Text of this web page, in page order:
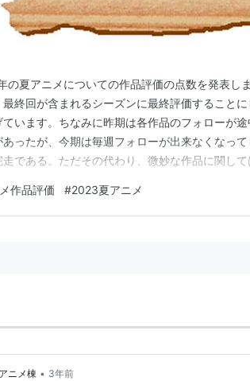
の夏アニメについての作品評価の点数を発表し
最終回が含まれるシーズンに最終評価すること
ています。ちなみに昨期は各作品のフォローが
あったが、今期は毎週フォローが出来なくなっ
走である。ただその代わり、微妙な作品に関し
となります。各項目は「キャラの魅力」という
はなく、キャラがリアリティや魅力を持って…
作品評価 #2023夏アニメ
ニメ棟 • 3年前